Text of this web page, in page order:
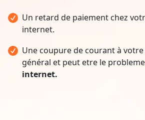
Un retard de paiement chez
internet.
Une coupure de courant à
général et peut etre le
internet.